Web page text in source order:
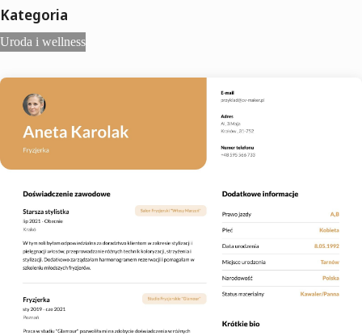
Kategoria
Uroda i wellness